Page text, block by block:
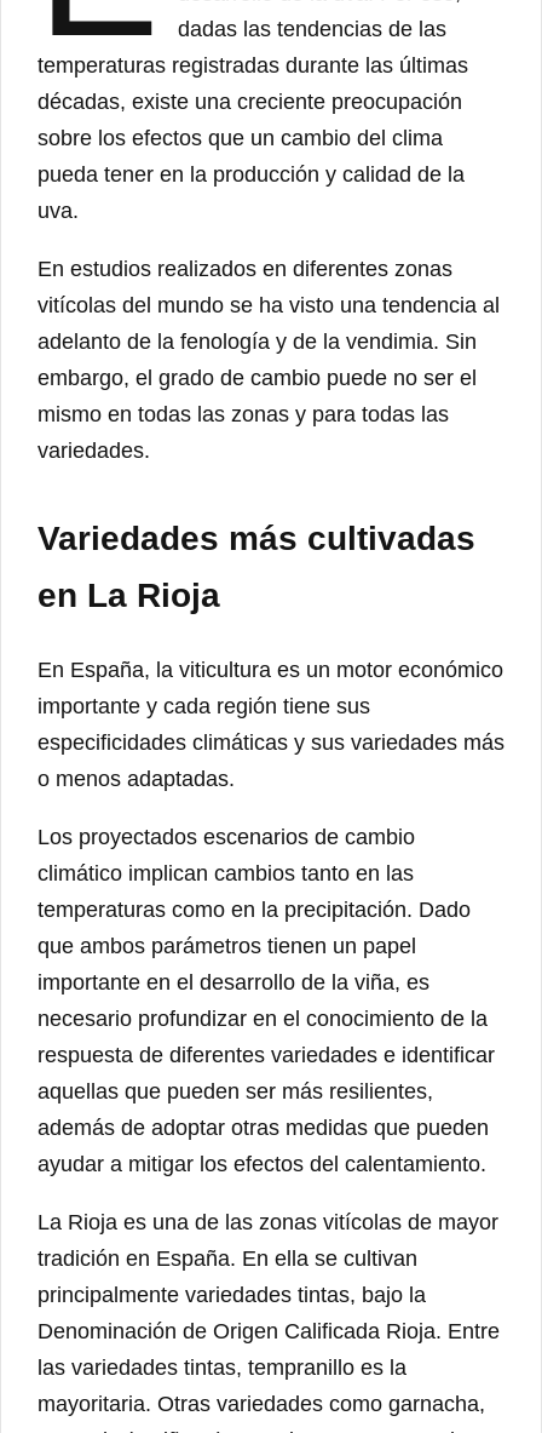
dadas las tendencias de las
temperaturas registradas durante las últimas
décadas, existe una creciente preocupación
sobre los efectos que un cambio del clima
pueda tener en la producción y calidad de la
uva.
En estudios realizados en diferentes zonas
vitícolas del mundo se ha visto una tendencia al
adelanto de la fenología y de la vendimia. Sin
embargo, el grado de cambio puede no ser el
mismo en todas las zonas y para todas las
variedades.
Variedades más cultivadas
en La Rioja
En España, la viticultura es un motor económico
importante y cada región tiene sus
especificidades climáticas y sus variedades más
o menos adaptadas.
Los proyectados escenarios de cambio
climático implican cambios tanto en las
temperaturas como en la precipitación. Dado
que ambos parámetros tienen un papel
importante en el desarrollo de la viña, es
necesario profundizar en el conocimiento de la
respuesta de diferentes variedades e identificar
aquellas que pueden ser más resilientes,
además de adoptar otras medidas que pueden
ayudar a mitigar los efectos del calentamiento.
La Rioja es una de las zonas vitícolas de mayor
tradición en España. En ella se cultivan
principalmente variedades tintas, bajo la
Denominación de Origen Calificada Rioja. Entre
las variedades tintas, tempranillo es la
mayoritaria. Otras variedades como garnacha,